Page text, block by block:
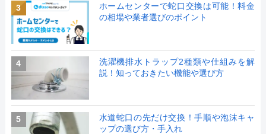
3
ホームセンターで蛇口交換は可能！料金
の相場や業者選びのポイント
4
洗濯機排水トラップ2種類や仕組みを解
説！知っておきたい機能や選び方
5
水道蛇口の先だけ交換！手順や泡沫キャ
ップの選び方・手入れ